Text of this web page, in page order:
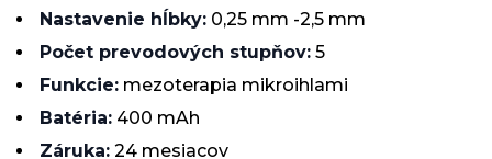
Nastavenie hĺbky: 0,25 mm -2,5 mm
Počet prevodových stupňov: 5
Funkcie: mezoterapia mikroihlami
Batéria: 400 mAh
Záruka: 24 mesiacov